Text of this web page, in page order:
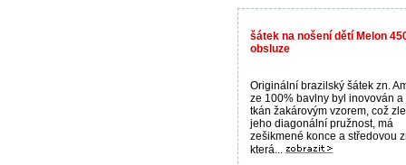
šátek na nošení dětí Melon
obsluze
Originální brazilský šátek zn.
ze 100% bavlny byl inovován a
tkán žakárovým vzorem, což
jeho diagonální pružnost, má
zešikmené konce a středovou
která...